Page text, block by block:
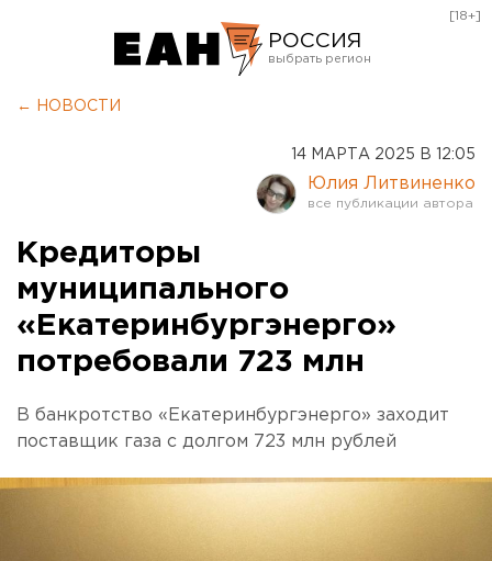
РОССИЯ
Курган
Оренбург
[18+]
← НОВОСТИ
14 МАРТА 2025 В 12:05
Юлия Литвиненко
Кредиторы
муниципального
«Екатеринбургэнерго»
потребовали 723 млн
В банкротство «Екатеринбургэнерго» заходит
поставщик газа с долгом 723 млн рублей